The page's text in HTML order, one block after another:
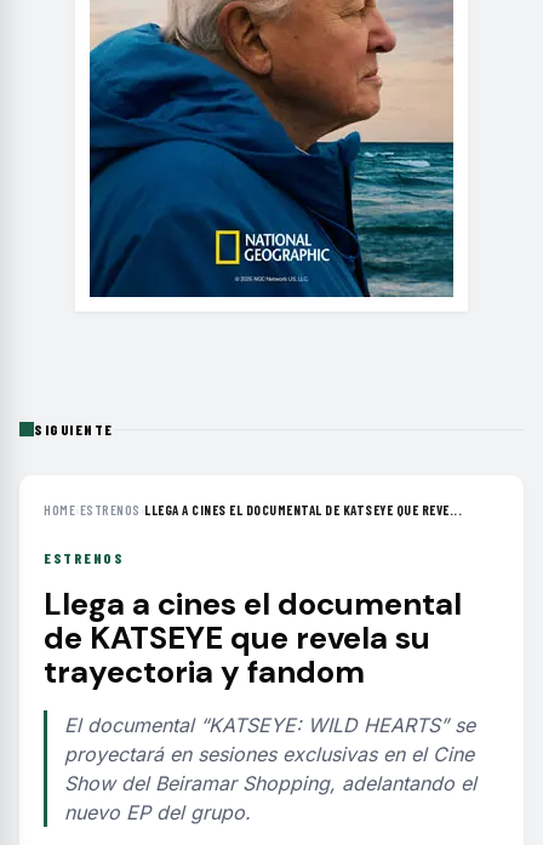
SIGUIENTE
HOME›ESTRENOS ›LLEGA A CINES EL DOCUMENTAL DE KATSEYE QUE REVE...
ESTRENOS
Llega a cines el documental
de KATSEYE que revela su
trayectoria y fandom
El documental “KATSEYE: WILD HEARTS” se
proyectará en sesiones exclusivas en el Cine
Show del Beiramar Shopping, adelantando el
nuevo EP del grupo.